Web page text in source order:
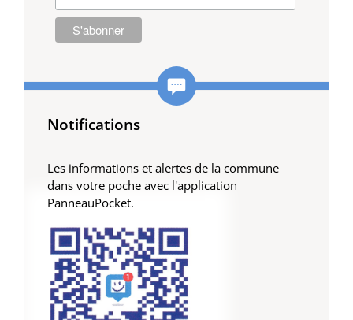
Notifications
Les informations et alertes de la commune
dans votre poche avec l'application
PanneauPocket.